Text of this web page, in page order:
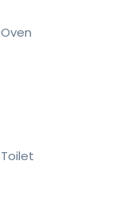
Oven
Toilet